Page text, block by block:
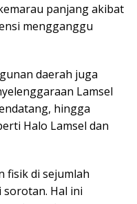
panjang akibat
mengganggu
daerah juga
Lamsel
hingga
Halo Lamsel dan
fisik di sejumlah
Hal ini